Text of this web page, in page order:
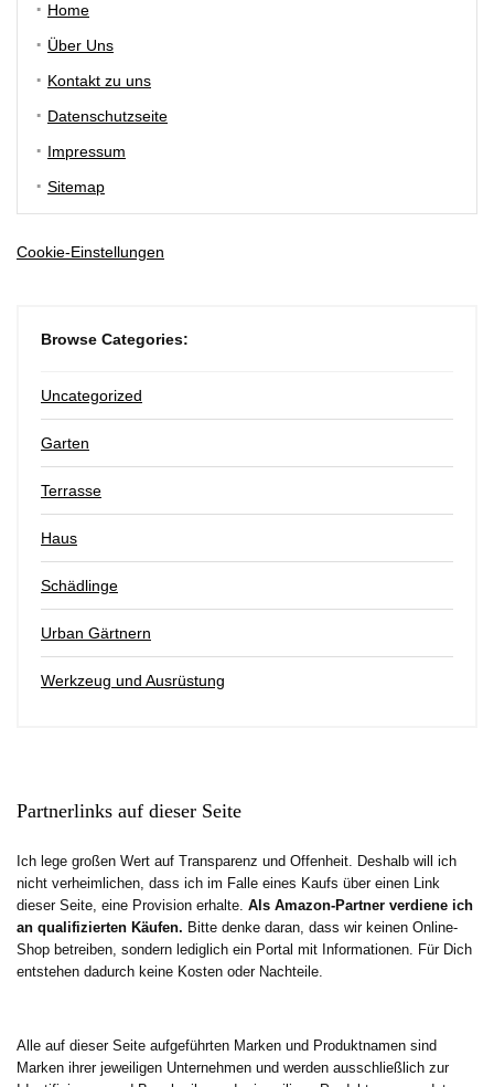
Home
Über Uns
Kontakt zu uns
Datenschutzseite
Impressum
Sitemap
Cookie-Einstellungen
Browse Categories:
Uncategorized
Garten
Terrasse
Haus
Schädlinge
Urban Gärtnern
Werkzeug und Ausrüstung
Partnerlinks auf dieser Seite
Ich lege großen Wert auf Transparenz und Offenheit. Deshalb will ich
nicht verheimlichen, dass ich im Falle eines Kaufs über einen Link
dieser Seite, eine Provision erhalte. Als Amazon-Partner verdiene ich
an qualifizierten Käufen. Bitte denke daran, dass wir keinen Online-
Shop betreiben, sondern lediglich ein Portal mit Informationen. Für Dich
entstehen dadurch keine Kosten oder Nachteile.
Alle auf dieser Seite aufgeführten Marken und Produktnamen sind
Marken ihrer jeweiligen Unternehmen und werden ausschließlich zur